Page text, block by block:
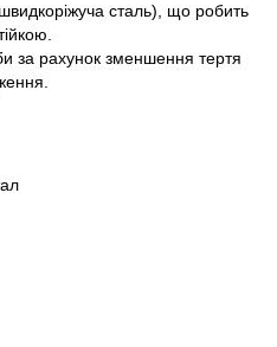
сталь), що робить
за рахунок зменшення тертя